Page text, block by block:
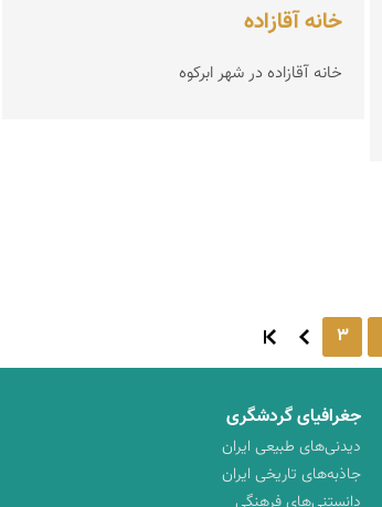
خانه آقازاده
خانه آقازاده در شهر ابرکوه
3
جغرافیای گردشگری
دیدنی‌های طبیعی ایران
جاذبه‌های تاریخی ایران